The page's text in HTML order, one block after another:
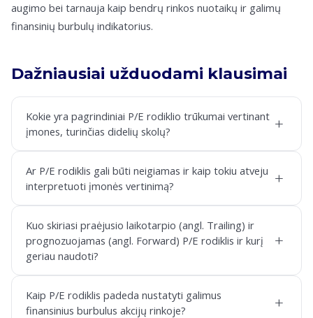
augimo bei tarnauja kaip bendrų rinkos nuotaikų ir galimų
finansinių burbulų indikatorius.
Dažniausiai užduodami klausimai
Kokie yra pagrindiniai P/E rodiklio trūkumai vertinant
įmones, turinčias didelių skolų?
+
Ar P/E rodiklis gali būti neigiamas ir kaip tokiu atveju
interpretuoti įmonės vertinimą?
+
Kuo skiriasi praėjusio laikotarpio (angl. Trailing) ir
prognozuojamas (angl. Forward) P/E rodiklis ir kurį
geriau naudoti?
+
Kaip P/E rodiklis padeda nustatyti galimus
finansinius burbulus akcijų rinkoje?
+